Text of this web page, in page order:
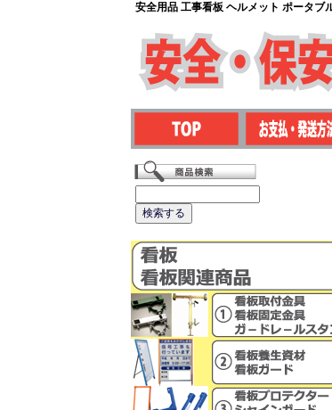
安全用品 工事看板 ヘルメット ポータブ